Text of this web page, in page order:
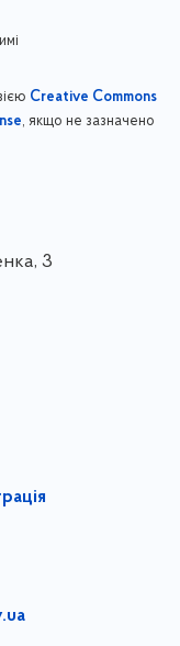
Creative Commons
, якщо не зазначено
3